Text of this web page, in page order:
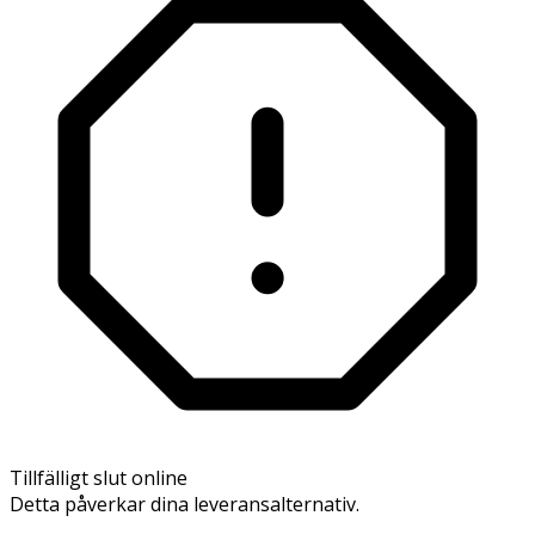
Tillfälligt slut online
Detta påverkar dina leveransalternativ.